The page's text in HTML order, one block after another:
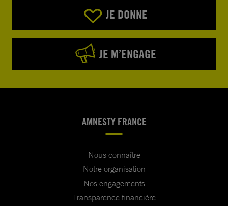
JE DONNE
JE M’ENGAGE
AMNESTY FRANCE
Nous connaître
Notre organisation
Nos engagements
Transparence financière